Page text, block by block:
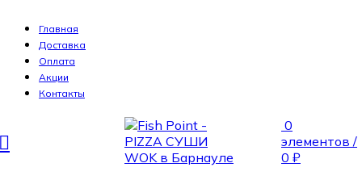
Главная
Доставка
Оплата
Акции
Контакты
0
элементов /
0 ₽